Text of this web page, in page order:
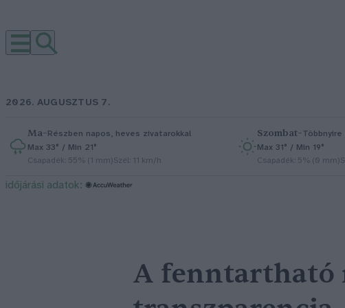
2026. AUGUSZTUS 7.
Ma–Részben napos, heves zivatarokkal
Max 33° / Min 21°
Csapadék: 55% (1 mm)Szél: 11 km/h
Szombat–Többnyire
Max 31° / Min 19°
Csapadék: 5% (0 mm)
időjárási adatok:
A fenntartható